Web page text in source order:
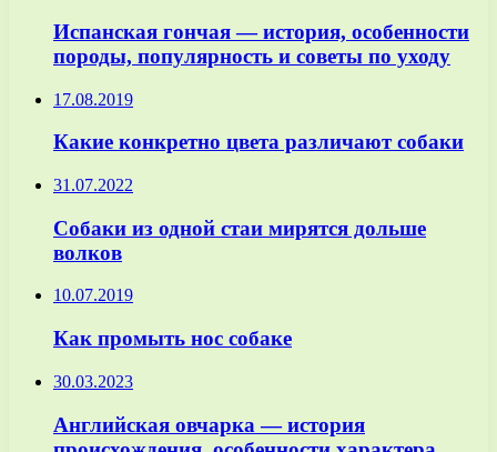
Испанская гончая — история, особенности
породы, популярность и советы по уходу
17.08.2019
Какие конкретно цвета различают собаки
31.07.2022
Собаки из одной стаи мирятся дольше
волков
10.07.2019
Как промыть нос собаке
30.03.2023
Английская овчарка — история